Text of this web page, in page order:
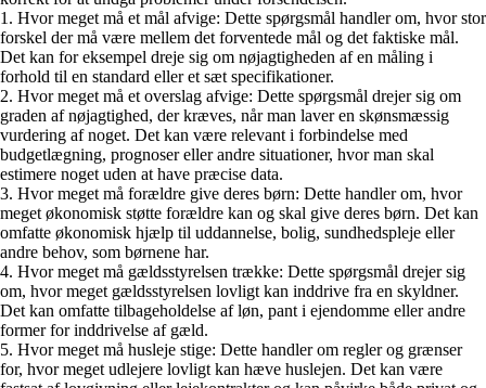
1. Hvor meget må et mål afvige: Dette spørgsmål handler om, hvor stor
forskel der må være mellem det forventede mål og det faktiske mål.
Det kan for eksempel dreje sig om nøjagtigheden af en måling i
forhold til en standard eller et sæt specifikationer.
2. Hvor meget må et overslag afvige: Dette spørgsmål drejer sig om
graden af nøjagtighed, der kræves, når man laver en skønsmæssig
vurdering af noget. Det kan være relevant i forbindelse med
budgetlægning, prognoser eller andre situationer, hvor man skal
estimere noget uden at have præcise data.
3. Hvor meget må forældre give deres børn: Dette handler om, hvor
meget økonomisk støtte forældre kan og skal give deres børn. Det kan
omfatte økonomisk hjælp til uddannelse, bolig, sundhedspleje eller
andre behov, som børnene har.
4. Hvor meget må gældsstyrelsen trække: Dette spørgsmål drejer sig
om, hvor meget gældsstyrelsen lovligt kan inddrive fra en skyldner.
Det kan omfatte tilbageholdelse af løn, pant i ejendomme eller andre
former for inddrivelse af gæld.
5. Hvor meget må husleje stige: Dette handler om regler og grænser
for, hvor meget udlejere lovligt kan hæve huslejen. Det kan være